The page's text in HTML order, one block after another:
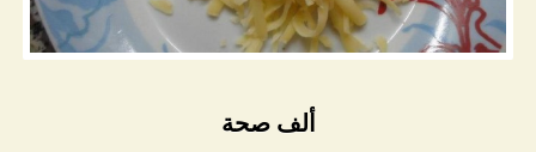
ألف صحة